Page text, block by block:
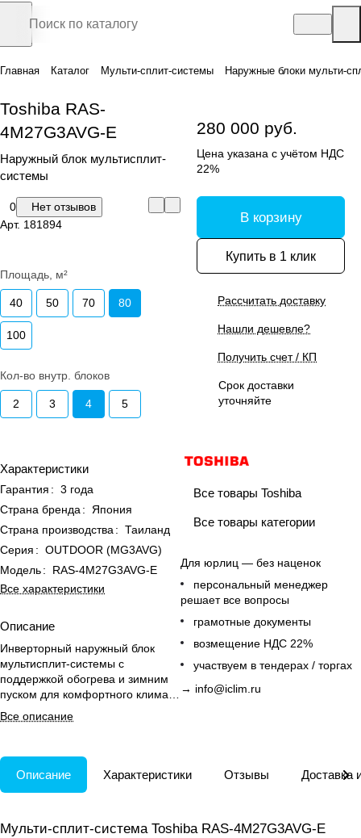
Главная Каталог Мульти-сплит-системы Наружные блоки мульти-
Toshiba RAS-
4M27G3AVG-E
Наружный блок мультисплит-
системы
0
Нет отзывов
Арт. 181894
Площадь, м²
40 50 70 80
100
Кол-во внутр. блоков
2 3 4 5
Характеристики
Гарантия : 3 года
Страна бренда :
Япония
Страна производства : Таиланд
Серия : OUTDOOR (MG3AVG)
Модель:
RAS-4M27G3AVG-E
Все характеристики
Описание
Инверторный наружный блок
мультисплит-системы с
поддержкой обогрева и зимним
пуском для комфортного климат-
контроля офиса до 80 м².
Все описание
280 000 руб.
Цена указана с учётом НДС
22%
В корзину
Купить в 1 клик
Рассчитать доставку
Нашли дешевле?
Получить счет / КП
Срок доставки
уточняйте
Все товары Toshiba
Все товары категории
Для юрлиц — без наценок
персональный менеджер
решает все вопросы
грамотные документы
возмещение НДС 22%
участвуем в тендерах / торгах
→ info@iclim.ru
Описание Характеристики Отзывы Доставка
Мульти-сплит-система Toshiba RAS-4M27G3AVG-E